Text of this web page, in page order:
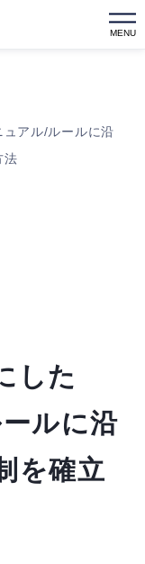
MENU
アル/ルールに沿
法
した
ルに沿
を確立